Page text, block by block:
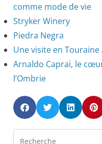
comme mode de vie
Stryker Winery
Piedra Negra
Une visite en Touraine
Arnaldo Caprai, le
l’Ombrie